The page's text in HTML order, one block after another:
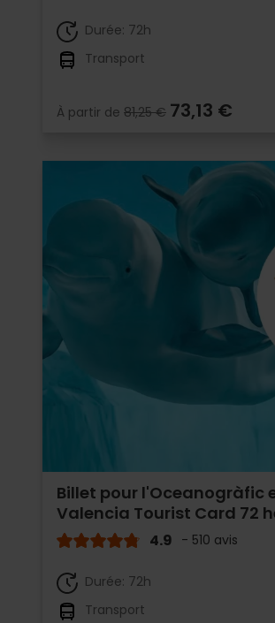
Durée: 72h
Transport
À partir de 81,25 € 73,13 €
Billet pour l'Oceanogràfic
Valencia Tourist Card 72
4.9 - 510 avis
Durée: 72h
Transport